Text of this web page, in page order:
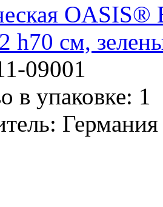
h70 см,
09001
в упаковке: 1
Германия